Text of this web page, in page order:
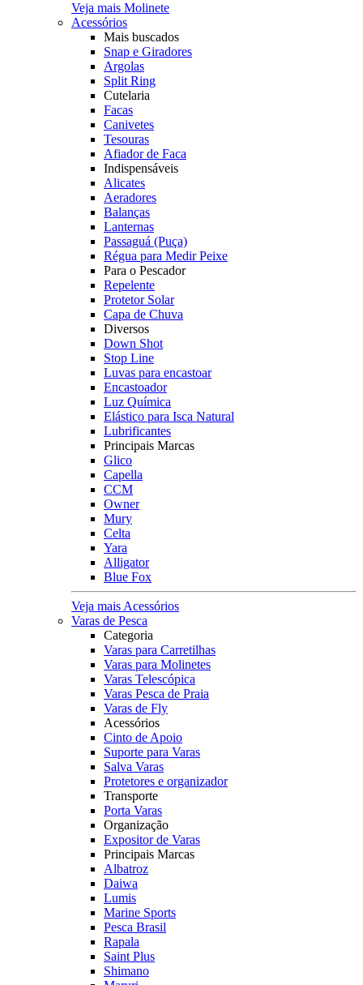
Veja mais Molinete
Acessórios
Mais buscados
Snap e Giradores
Argolas
Split Ring
Cutelaria
Facas
Canivetes
Tesouras
Afiador de Faca
Indispensáveis
Alicates
Aeradores
Balanças
Lanternas
Passaguá (Puça)
Régua para Medir Peixe
Para o Pescador
Repelente
Protetor Solar
Capa de Chuva
Diversos
Down Shot
Stop Line
Luvas para encastoar
Encastoador
Luz Química
Elástico para Isca Natural
Lubrificantes
Principais Marcas
Glico
Capella
CCM
Owner
Mury
Celta
Yara
Alligator
Blue Fox
Veja mais Acessórios
Varas de Pesca
Categoria
Varas para Carretilhas
Varas para Molinetes
Varas Telescópica
Varas Pesca de Praia
Varas de Fly
Acessórios
Cinto de Apoio
Suporte para Varas
Salva Varas
Protetores e organizador
Transporte
Porta Varas
Organização
Expositor de Varas
Principais Marcas
Albatroz
Daiwa
Lumis
Marine Sports
Pesca Brasil
Rapala
Saint Plus
Shimano